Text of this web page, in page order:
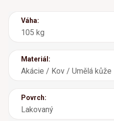
Váha:
105 kg
Materiál:
Akácie / Kov / Umělá kůže
Povrch:
Lakovaný